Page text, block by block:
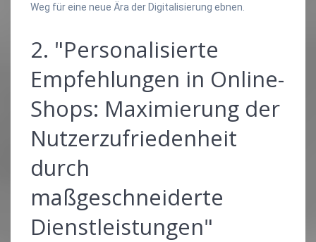
Weg für eine neue Ära der Digitalisierung ebnen.
2. "Personalisierte
Empfehlungen in Online-
Shops: Maximierung der
Nutzerzufriedenheit
durch
maßgeschneiderte
Dienstleistungen"